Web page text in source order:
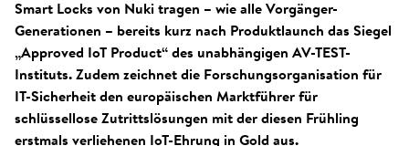
Smart Locks von Nuki tragen – wie alle Vorgänger-
Generationen – bereits kurz nach Produktlaunch das Siegel
„Approved IoT Product“ des unabhängigen AV-TEST-
Instituts. Zudem zeichnet die Forschungsorganisation für
IT-Sicherheit den europäischen Marktführer für
schlüssellose Zutrittslösungen mit der diesen Frühling
erstmals verliehenen IoT-Ehrung in Gold aus.